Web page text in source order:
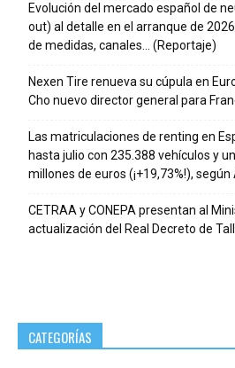
Evolución del mercado español de
out) al detalle en el arranque de
de medidas, canales… (Reportaje)
Nexen Tire renueva su cúpula en
Cho nuevo director general para
Las matriculaciones de renting en
hasta julio con 235.388 vehículos y
millones de euros (¡+19,73%!), según
CETRAA y CONEPA presentan al
actualización del Real Decreto de
CATEGORÍAS